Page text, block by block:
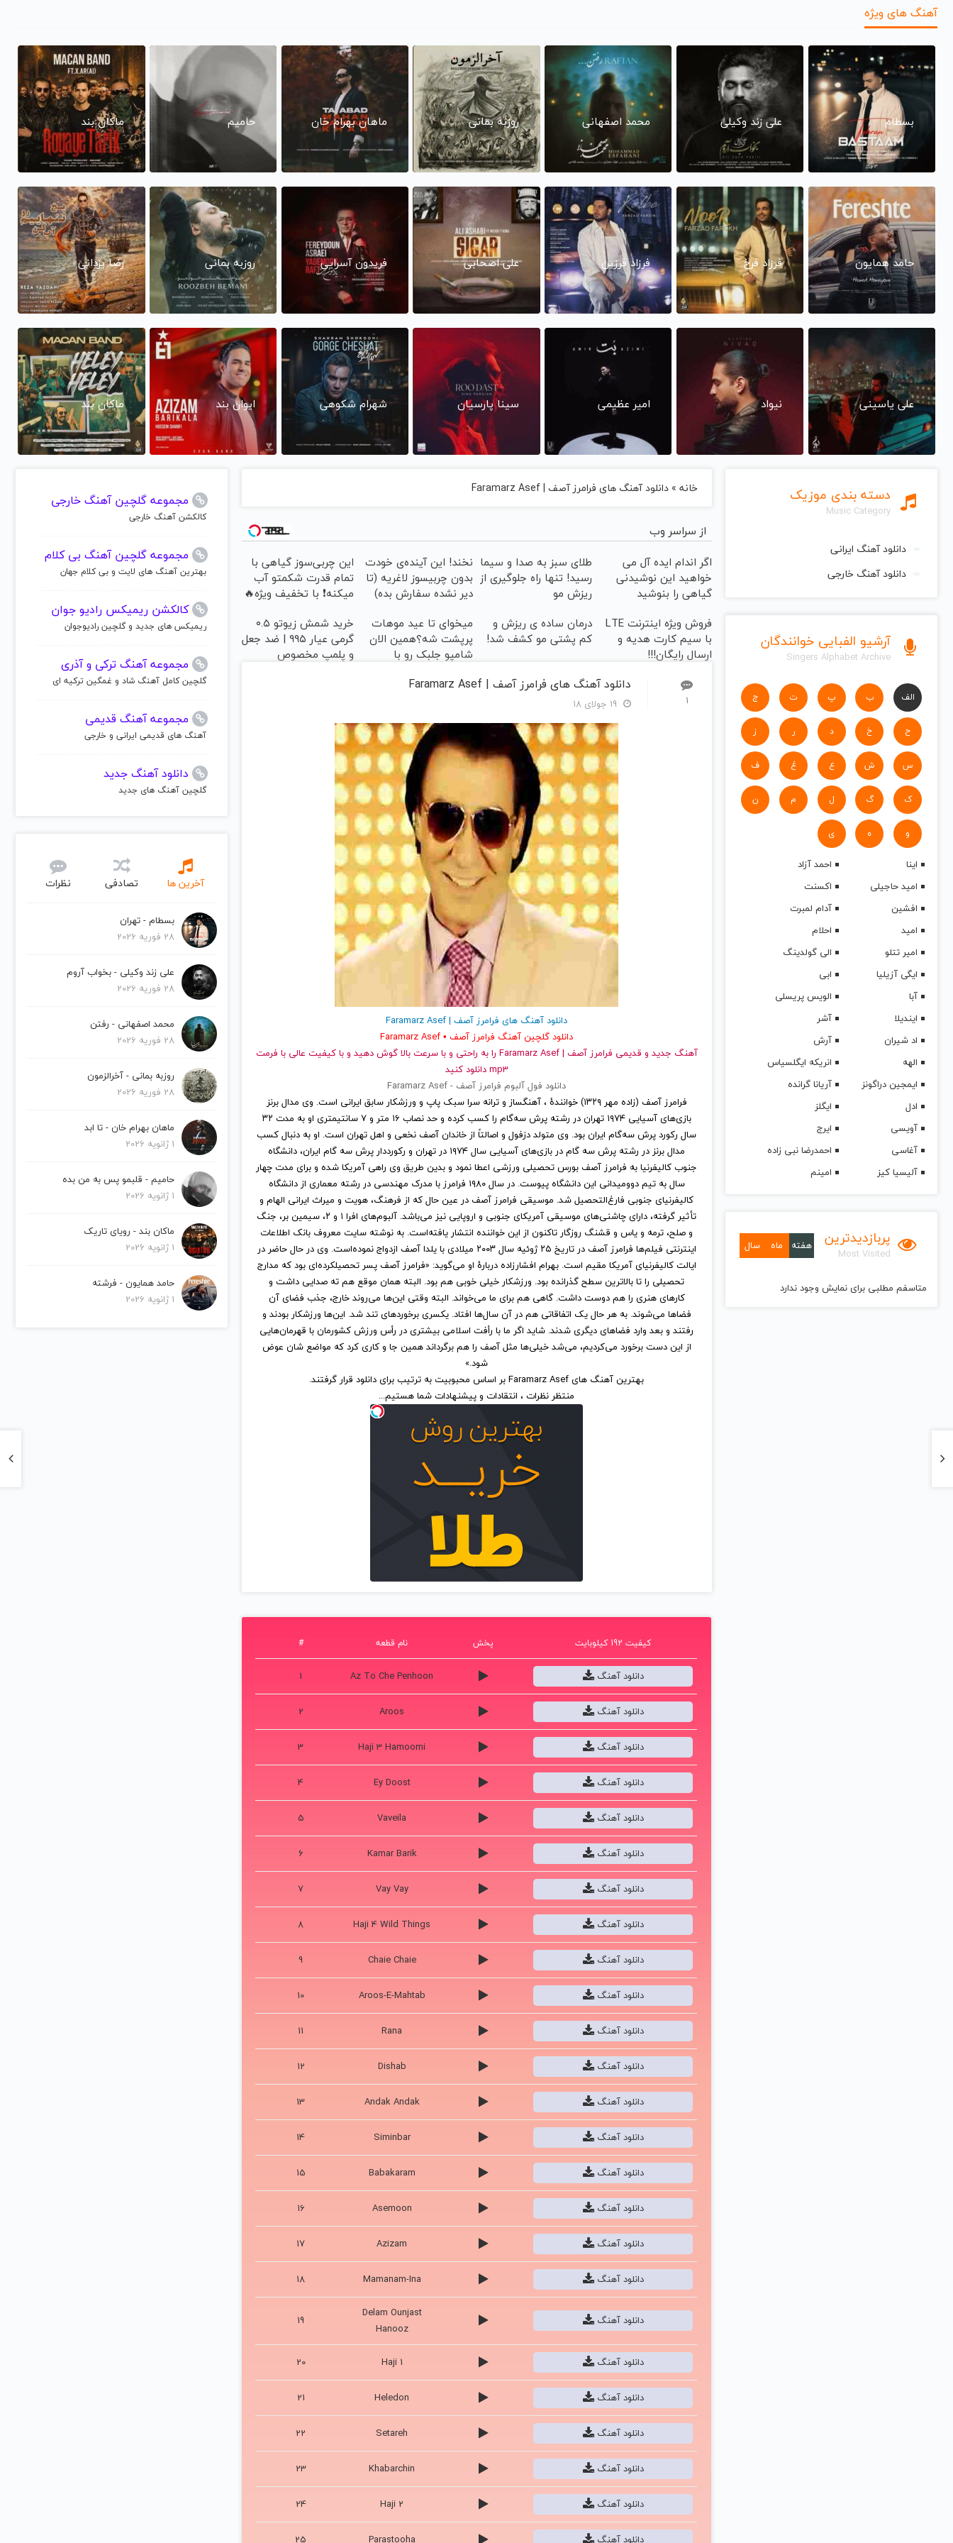
آهنگ های ویژه
بسطام علی زند وکیلی محمد اصفهانی روزبه بمانی ماهان بهرام خان حامیم ماکان بند
حامد همایون فرزاد فرخ فرزاد فرزین علی اصحابی فریدون آسرایی روزبه بمانی رضا یزدانی
علی یاسینی نیواد امیر عظیمی سینا پارسیان شهرام شکوهی ایوان بند ماکان بند
دسته بندی موزیک
Music Category
دانلود آهنگ ایرانی
دانلود آهنگ خارجی
آرشیو الفبایی خوانندگان
Singers Alphabet Archive
الف ب پ ت ج
ح خ د ر ز
س ش ع غ ف
ک گ ل م ن
و ه ی
اینا
احمد آزاد
امید حاجیلی
اکسنت
افشین
آدام لمبرت
امید
احلام
امیر تتلو
الی گولدینگ
ایگی آزیلیا
ابی
آبا
الویس پریسلی
ایندیلا
آشر
اد شیران
آرش
الهه
انریکه ایگلسیاس
ایمجین دراگونز
آریانا گرانده
ادل
ایگلز
آویسی
ایرج
آغاسی
احمدرضا نبی زاده
آلیسیا کیز
امینم
پربازدیدترین
Most Visited
هفته ماه سال
متاسفم مطلبی برای نمایش وجود ندارد
خانه »دانلود آهنگ های فرامرز آصف | Faramarz Asef
از سراسر وب
اگر اندام ایده آل می
خواهید این نوشیدنی
گیاهی را بنوشید
طلای سبز به صدا و سیما
رسید! تنها راه جلوگیری از
ریزش مو
نخند! این آینده‌ی خودت
بدون چربیسوز لاغریه (تا
دیر نشده سفارش بده)
این چربی‌سوز گیاهی با
تمام قدرت شکمتو آب
میکنه❗ با تخفیف ویژه🔥
فروش ویژه اینترنت LTE
با سیم کارت هدیه و
ارسال رایگان!!!
درمان ساده ی ریزش و
کم پشتی مو کشف شد!
میخوای تا عید موهات
پرپشت شه؟همین الان
شامپو جلبک رو با
خرید شمش زیوتو ۰.۵
گرمی عیار ۹۹۵ | ضد جعل
و پلمپ مخصوص
1
دانلود آهنگ های فرامرز آصف | Faramarz Asef
دانلود آهنگ های فرامرز آصف | Faramarz Asef
دانلود گلچین آهنگ فرامرز آصف • Faramarz Asef
آهنگ جدید
و قدیمی فرامرز آصف | Faramarz Asef را به راحتی و با سرعت بالا گوش دهید و با کیفیت عالی با فرمت
mp3 دانلود کنید
دانلود فول آلبوم فرامرز آصف - Faramarz Asef
فرامرز آصف (زاده مهر ۱۳۲۹) خوانندهٔ ، آهنگساز و ترانه سرا سبک پاپ و ورزشکار سابق ایرانی است. وی مدال برنز
بازی‌های آسیایی ۱۹۷۴ تهران در رشته پرش سه‌گام را کسب کرده و حد نصاب ۱۶ متر و ۷ سانتیمتری او به مدت ۳۲
سال رکورد پرش سه‌گام ایران بود. وی متولد دزفول و اصالتاً از خاندان آصف نخعی و اهل تهران است. او به دنبال کسب
مدال برنز در رشته پرش سه گام در بازی‌های آسیایی سال ۱۹۷۴ در تهران و رکورددار پرش سه گام ایران، دانشگاه
جنوب کالیفرنیا به فرامرز آصف بورس تحصیلی ورزشی اعطا نمود و بدین طریق وی راهی آمریکا شده و برای مدت چهار
سال به تیم دوومیدانی این دانشگاه پیوست. در سال ۱۹۸۰ فرامرز با مدرک مهندسی در رشته معماری از دانشگاه
کالیفرنیای جنوبی فارغ‌التحصیل شد. موسیقی فرامرز آصف در عین حال که از فرهنگ، هویت و میراث ایرانی الهام و
تأثیر گرفته، دارای چاشنی‌های موسیقی آمریکای جنوبی و اروپایی نیز می‌باشد. آلبوم‌های افرا ۱ و ۲، سیمین بر، جنگ
و صلح، ترمه و یاس و قشنگ روزگار تاکنون از این خواننده انتشار یافته‌است. به نوشته سایت معروف بانک اطلاعات
اینترنتی فیلم‌ها فرامرز آصف در تاریخ ۲۵ ژوئیه سال ۲۰۰۳ میلادی با یلدا آصف ازدواج نموده‌است. وی در حال حاضر در
ایالت کالیفرنیای آمریکا مقیم است. بهرام افشارزاده دربارهٔ او می‌گوید: «فرامرز آصف پسر تحصیلکرده‌ای بود که مدارج
تحصیلی را تا بالاترین سطح گذرانده بود. ورزشکار خیلی خوبی هم بود. البته همان موقع هم ته صدایی داشت و
کارهای هنری را هم دوست داشت. گاهی هم برای ما می‌خواند. البته وقتی این‌ها می‌روند خارج، جذب فضای آن
فضاها می‌شوند. به هر حال یک اتفاقاتی هم در آن سال‌ها افتاد. یکسری برخوردهای تند شد. این‌ها ورزشکار بودند و
رفتند و بعد وارد فضاهای دیگری شدند. شاید اگر ما با رأفت اسلامی بیشتری در رأس ورزش کشورمان با قهرمان‌هایی
از این دست برخورد می‌کردیم، می‌شد خیلی‌ها مثل آصف را هم برگرداند همین جا و کاری کرد که مواضع شان عوض
شود.»
بهترین آهنگ های Faramarz Asef
بر اساس محبوبیتبه ترتیب برایدانلودقرار گرفتند.
منتظر نظرات ، انتقادات و پیشنهادات شما هستیم...
# نام قطعه پخش کیفیت 192 کیلوبایت
1 Az To Che Penhoon دانلود آهنگ
2 Aroos دانلود آهنگ
3 Haji 3 Hamoomi دانلود آهنگ
4 Ey Doost دانلود آهنگ
5 Vaveila دانلود آهنگ
6 Kamar Barik دانلود آهنگ
7 Vay Vay دانلود آهنگ
8 Haji 4 Wild Things دانلود آهنگ
9 Chaie Chaie دانلود آهنگ
10 Aroos-E-Mahtab دانلود آهنگ
11 Rana دانلود آهنگ
12 Dishab دانلود آهنگ
13 Andak Andak دانلود آهنگ
14 Siminbar دانلود آهنگ
15 Babakaram دانلود آهنگ
16 Asemoon دانلود آهنگ
17 Azizam دانلود آهنگ
18 Mamanam-Ina دانلود آهنگ
19
Delam Ounjast
Hanooz
دانلود آهنگ
20 Haji 1 دانلود آهنگ
21 Heledon دانلود آهنگ
22 Setareh دانلود آهنگ
23 Khabarchin دانلود آهنگ
24 Haji 2 دانلود آهنگ
25 Parastooha دانلود آهنگ
مجموعه گلچین آهنگ خارجی
کالکشن آهنگ خارجی
مجموعه گلچین آهنگ بی کلام
بهترین آهنگ های لایت و بی کلام جهان
کالکشن ریمیکس رادیو جوان
ریمیکس های جدید و گلچین رادیوجوان
مجموعه آهنگ ترکی و آذری
گلچین کامل آهنگ شاد و غمگین ترکیه ای
مجموعه آهنگ قدیمی
آهنگ های قدیمی ایرانی و خارجی
دانلود آهنگ جدید
گلچین آهنگ های جدید
آخرین ها تصادفی نظرات
بسطام - تهران
28 فوریه 2026
علی زند وکیلی - بخواب آروم
28 فوریه 2026
محمد اصفهانی - رفتن
28 فوریه 2026
روزبه بمانی - آخرالزمون
28 فوریه 2026
ماهان بهرام خان - تا ابد
1 ژانویه 2026
حامیم - قلبمو پس به من بده
1 ژانویه 2026
ماکان بند - رویای تاریک
1 ژانویه 2026
حامد همایون - فرشته
1 ژانویه 2026